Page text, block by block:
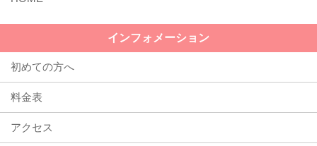
インフォメーション
初めての方へ
料金表
アクセス